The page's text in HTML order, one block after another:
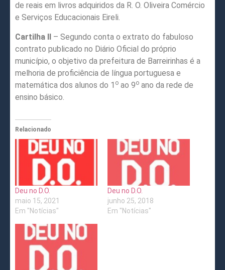
de reais em livros adquiridos da R. O. Oliveira Comércio
e Serviços Educacionais Eireli.
Cartilha II – Segundo conta o extrato do fabuloso
contrato publicado no Diário Oficial do próprio
município, o objetivo da prefeitura de Barreirinhas é a
melhoria de proficiência de língua portuguesa e
matemática dos alunos do 1 o ao 9o ano da rede de
ensino básico.
Relacionado
Deu no D.O.
maio 15, 2021
Em "Notícias"
Deu no D.O.
junho 25, 2018
Em "Notícias"